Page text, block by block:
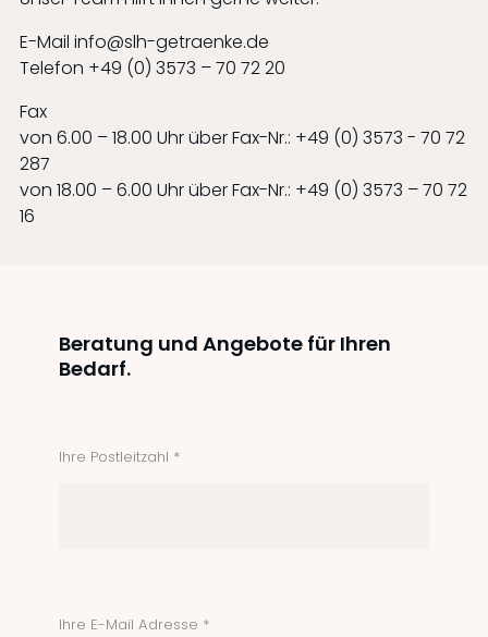
E-Mail info@slh-getraenke.de
Telefon +49 (0) 3573 – 70 72 20
Fax
von 6.00 – 18.00 Uhr über Fax-Nr.: +49 (0) 3573 - 70 72
287
von 18.00 – 6.00 Uhr über Fax-Nr.: +49 (0) 3573 – 70 72
16
Beratung und Angebote für Ihren
Bedarf.
Ihre Postleitzahl *
Ihre E-Mail Adresse *